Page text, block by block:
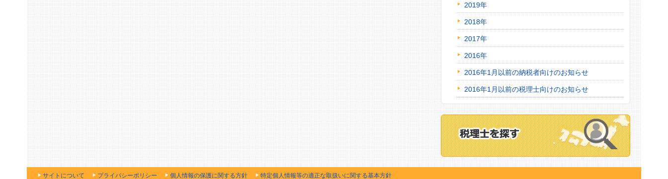
2019年
2018年
2017年
2016年
2016年1月以前の納税者向けのお知らせ
2016年1月以前の税理士向けのお知らせ
サイトについて プライバシーポリシー 個人情報の保護に関する方針 特定個人情報等の適正な取扱いに関する基本方針